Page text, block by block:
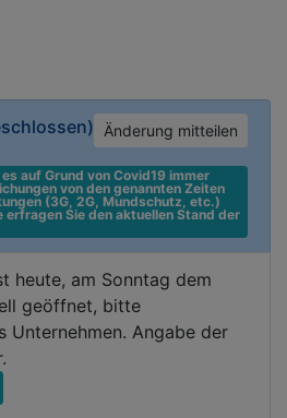
Änderung mitteilen
auf Grund von Covid19 immer
von den genannten Zeiten
(3G, 2G, Mundschutz, etc.)
Sie den aktuellen Stand der
heute, am Sonntag dem
geöffnet, bitte
Unternehmen. Angabe der